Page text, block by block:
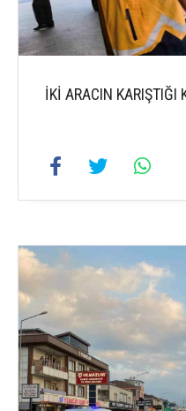
İKİ ARACIN KARIŞTIĞI